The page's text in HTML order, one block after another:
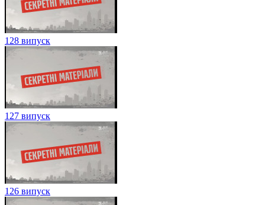
128 випуск
127 випуск
126 випуск